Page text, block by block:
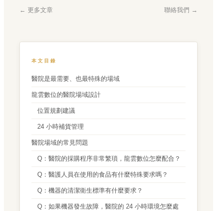
← 更多文章 聯絡我們 →
本文目錄
醫院是最需要、也最特殊的場域
龍雲數位的醫院場域設計
位置規劃建議
24 小時補貨管理
醫院場域的常見問題
Q：醫院的採購程序非常繁瑣，龍雲數位怎麼配合？
Q：醫護人員在使用的食品有什麼特殊要求嗎？
Q：機器的清潔衛生標準有什麼要求？
Q：如果機器發生故障，醫院的 24 小時環境怎麼處